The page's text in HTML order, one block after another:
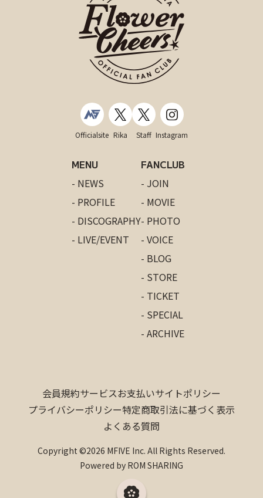
Officialsite Rika Staff Instagram
MENU
- NEWS
- PROFILE
- DISCOGRAPHY
- LIVE/EVENT
FANCLUB
- JOIN
- MOVIE
- PHOTO
- VOICE
- BLOG
- STORE
- TICKET
- SPECIAL
- ARCHIVE
会員規約サービスお支払いサイトポリシー
プライバシーポリシー特定商取引法に基づく表示
よくある質問
Copyright ©2026 MFIVE Inc. All Rights Reserved.
Powered by ROM SHARING